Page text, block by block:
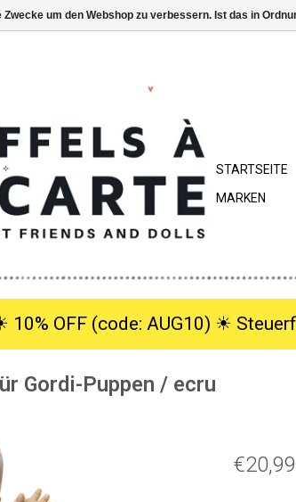
STARTSEITE
MARKEN
10% OFF (code: AUG10) ☀︎
Gordi-Puppen / ecru
€20,99
um den Webshop zu verbessern. Ist das in